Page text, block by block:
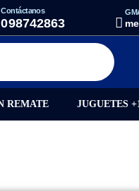
Contáctanos
098742863
REMATE JUGUETES
A51 / A515